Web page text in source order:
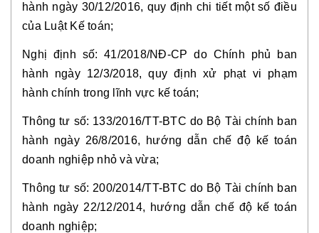
hành ngày 30/12/2016, quy định chi tiết một số điều
của Luật Kế toán;
Nghị định số: 41/2018/NĐ-CP do Chính phủ ban
hành ngày 12/3/2018, quy định xử phạt vi phạm
hành chính trong lĩnh vực kế toán;
Thông tư số: 133/2016/TT-BTC do Bộ Tài chính ban
hành ngày 26/8/2016, hướng dẫn chế độ kế toán
doanh nghiệp nhỏ và vừa;
Thông tư số: 200/2014/TT-BTC do Bộ Tài chính ban
hành ngày 22/12/2014, hướng dẫn chế độ kế toán
doanh nghiệp;